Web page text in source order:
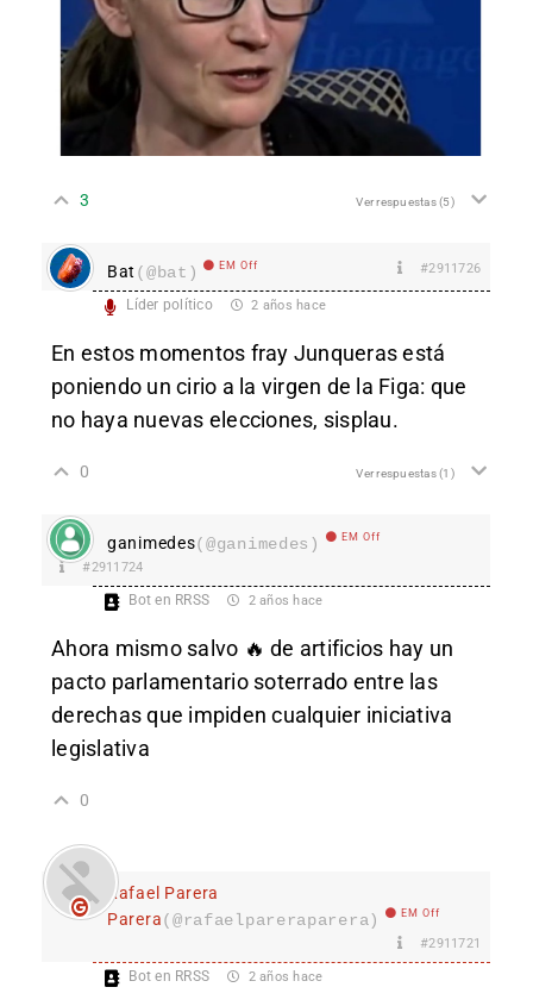
3 Ver respuestas(5)
Bat (@bat) EM Off #2911726
Líder político 2 años hace
En estos momentos fray Junqueras está
poniendo un cirio a la virgen de la Figa: que
no haya nuevas elecciones, sisplau.
0 Ver respuestas(1)
ganimedes(@ganimedes) EM Off
#2911724
Bot en RRSS 2 años hace
Ahora mismo salvo 🔥 de artificios hay un
pacto parlamentario soterrado entre las
derechas que impiden cualquier iniciativa
legislativa
0
Rafael Parera
Parera(@rafaelpareraparera) EM Off
#2911721
Bot en RRSS 2 años hace